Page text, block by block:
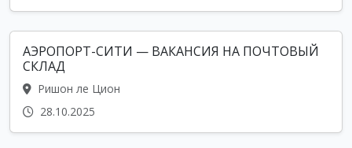
АЭРОПОРТ-СИТИ — ВАКАНСИЯ НА ПОЧТОВЫЙ
СКЛАД
Ришон ле Цион
28.10.2025